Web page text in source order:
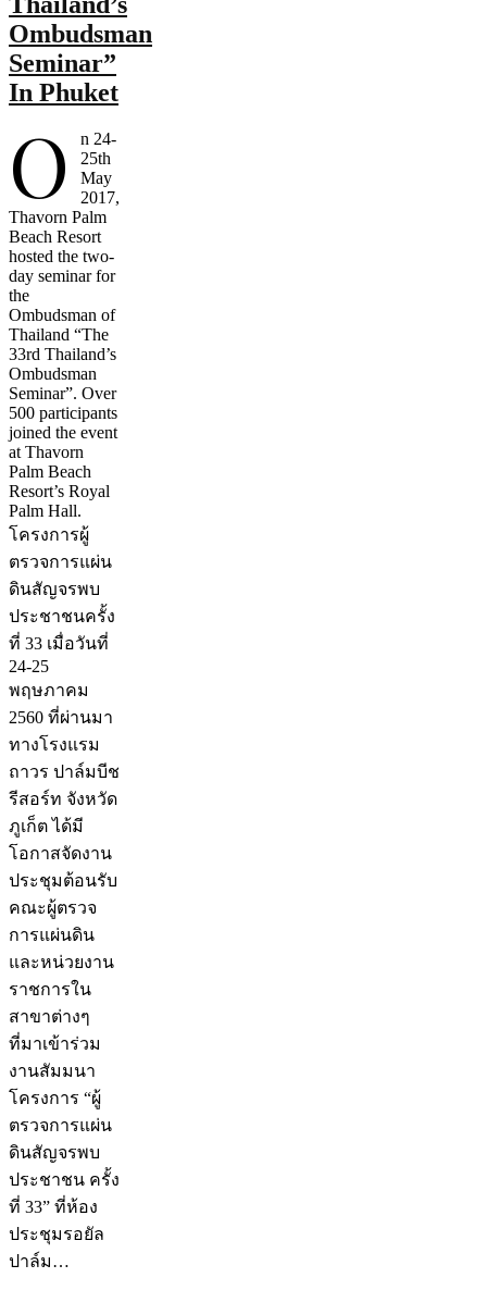
Ombudsman
Seminar”
In Phuket
O
n 24-
25th
May
2017,
Thavorn Palm
Beach Resort
hosted the two-
day seminar for
the
Ombudsman of
Thailand “The
33rd Thailand’s
Ombudsman
Seminar”. Over
500 participants
joined the event
at Thavorn
Palm Beach
Resort’s Royal
Palm Hall.
โครงการผู้
ตรวจการแผ่น
ดินสัญจรพบ
ประชาชนครั้ง
ที่ 33 เมื่อวันที่
24-25
พฤษภาคม
2560 ที่ผ่านมา
ทางโรงแรม
ถาวร ปาล์มบีช
รีสอร์ท จังหวัด
ภูเก็ต ได้มี
โอกาสจัดงาน
ประชุมต้อนรับ
คณะผู้ตรวจ
การแผ่นดิน
และหน่วยงาน
ราชการใน
สาขาต่างๆ
ที่มาเข้าร่วม
งานสัมมนา
โครงการ “ผู้
ตรวจการแผ่น
ดินสัญจรพบ
ประชาชน ครั้ง
ที่ 33” ที่ห้อง
ประชุมรอยัล
ปาล์ม…